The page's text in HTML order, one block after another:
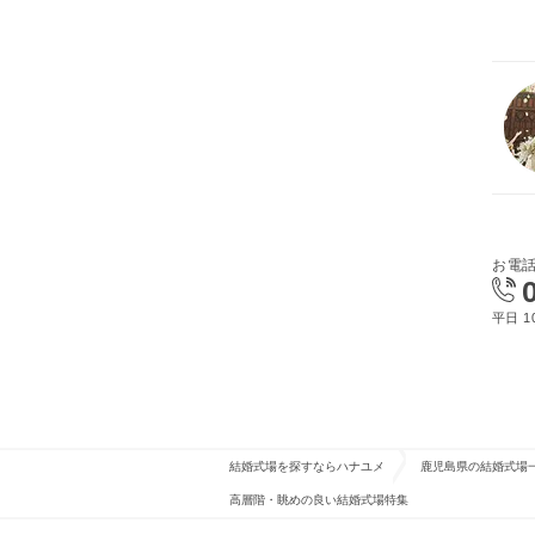
お電
平日
結婚式場を探すならハナユメ 鹿児島県の結婚式場
高層階・眺めの良い結婚式場特集